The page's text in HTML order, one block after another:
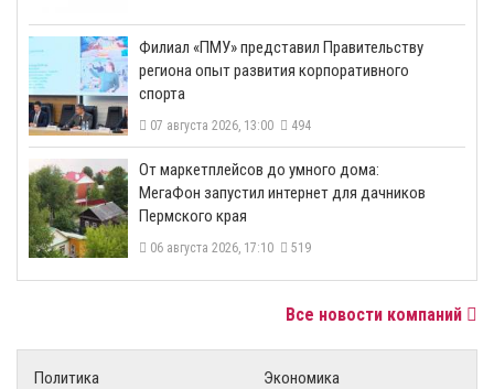
​Филиал «ПМУ» представил Правительству
региона опыт развития корпоративного
спорта
07 августа 2026, 13:00 494
От маркетплейсов до умного дома:
МегаФон запустил интернет для дачников
Пермского края
06 августа 2026, 17:10 519
Все новости компаний
Политика
Экономика